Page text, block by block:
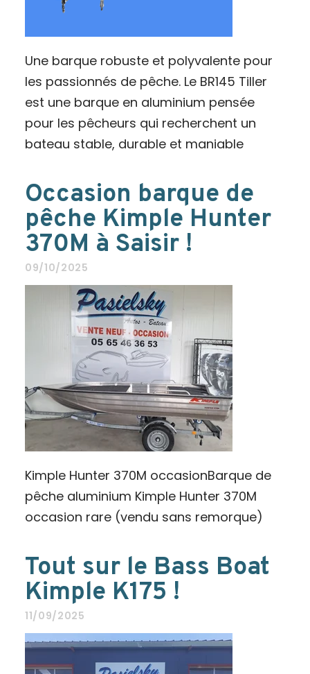
Une barque robuste et polyvalente pour
les passionnés de pêche. Le BR145 Tiller
est une barque en aluminium pensée
pour les pêcheurs qui recherchent un
bateau stable, durable et maniable
Occasion barque de
pêche Kimple Hunter
370M à Saisir !
09/10/2025
Kimple Hunter 370M occasionBarque de
pêche aluminium Kimple Hunter 370M
occasion rare (vendu sans remorque)
Tout sur le Bass Boat
Kimple K175 !
11/09/2025